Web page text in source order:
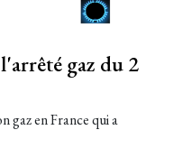
gaz du 2
gaz en France qui a